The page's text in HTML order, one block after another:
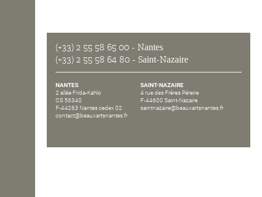
(+33) 2 55 58 65 00 - Nantes
(+33) 2 55 58 64 80 - Saint-Nazaire
NANTES
2 allée Frida-Kahlo
CS 56340
F-44263 Nantes cedex 02
contact@beauxartsnantes.fr
SAINT-NAZAIRE
4 rue des Frères Péreire
F-44600 Saint-Nazaire
saintnazaire@beauxartsnantes.fr